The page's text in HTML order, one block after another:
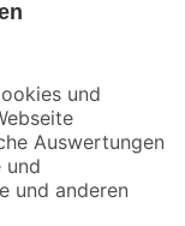
verpassen!